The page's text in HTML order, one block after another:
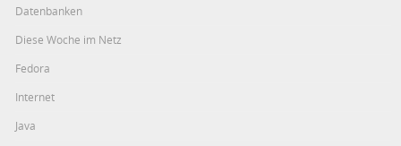
Datenbanken
Diese Woche im Netz
Fedora
Internet
Java